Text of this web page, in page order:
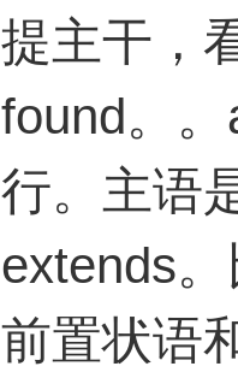
提主干，
found。
行。主语
extends
前置状语